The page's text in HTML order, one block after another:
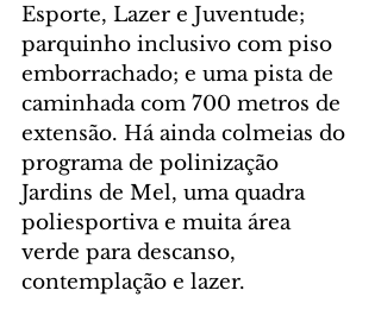
Esporte, Lazer e Juventude;
parquinho inclusivo com piso
emborrachado; e uma pista de
caminhada com 700 metros de
extensão. Há ainda colmeias do
programa de polinização
Jardins de Mel, uma quadra
poliesportiva e muita área
verde para descanso,
contemplação e lazer.